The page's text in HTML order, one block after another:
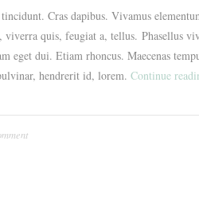
Cras dapibus. Vivamus
quis, feugiat a, tellus. Phasellus
dui. Etiam rhoncus. Maecenas
hendrerit id, lorem. Continue